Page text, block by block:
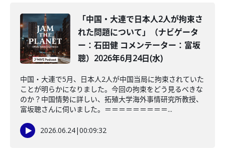
「中国・大連で日本人2人が拘束さ
れた問題について」（ナビゲータ
ー：石田健 コメンテーター：富坂
聰）2026年6月24日(水)
中国・大連で5月、日本人2人が中国当局に拘束されていた
ことが明らかになりました。今回の拘束をどう見るべきな
のか？中国情勢に詳しい、拓殖大学海外事情研究所教授、
富坂聰さんに伺いました。＝＝＝＝＝＝＝＝＝...
2026.06.24|00:09:32